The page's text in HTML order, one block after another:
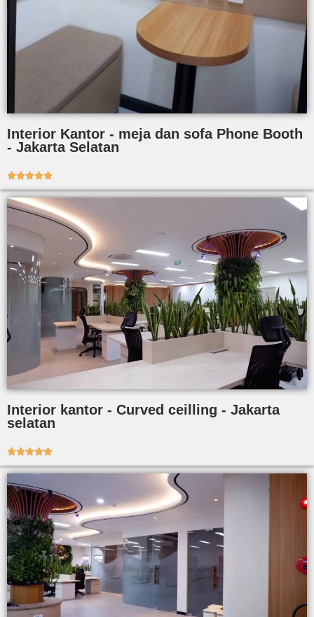
Interior Kantor - meja dan sofa Phone Booth
- Jakarta Selatan

Interior kantor - Curved ceilling - Jakarta
selatan
